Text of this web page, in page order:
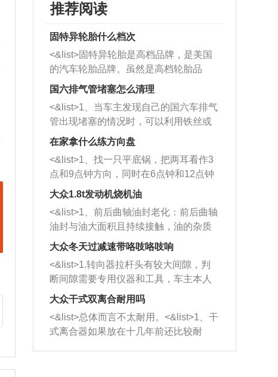
推荐阅读
固特异轮胎什么档次
<&list>固特异轮胎是高档品牌，是美国
的汽车轮胎品牌。虽然是高档轮胎品
牌，但是中高低端的轮胎都有生产，这
也是为了更好的开拓市场。
国六排气管堵塞怎么清理
<&list>1、当车主发现自己的国六车排气
管出现堵塞的情况时，可以利用铁丝或
者是细棍，直接将杂物给取出来，如果
堵塞情况比较严重，也可以采取应急措
施。 <&list>2、直接利用木棍将所有的
杂物推到排气管里面的位置处，然后将
三元催化器拆解开，就可以将堵塞的东
西取出来。但如果是因为积碳过多引起
的堵塞，就需要将三元催化器泡在草酸
洗剂对堵塞的情况得到解决，将清洗剂
放在燃油箱中，与燃油混合后，车辆启
动时，就可以和汽油一起进入到燃烧
室，最后形成废气排出，就可以让三元
催化器得到清洗，排气管堵塞的情况就
能够得到解决。
在家拿什么练方向盘
<&list>1、找一只平底锅，把两耳看作3
点和9点钟方向，同时在6点钟和12点钟
方向做一个标记。 <&list>2、双手握住
一圈半的练习，往右同样也要打相同的
圈数。 <&list>3、最后强调要反复练
习，这样就可以形成肌肉记忆，在真实
驾驶车辆时，不需要记忆也能打好方
向。
大众1.8t发动机烧机油
<&list>1、前后曲轴油封老化：前后曲轴
油封与油大面积且持续接触，油的杂质
和发动机内持续温度变化使其密封效果
逐渐减弱，导致渗油或漏油。<&list>2、
活塞间隙过大：积碳会使活塞环与缸体
的间隙扩大，导致机油流入燃烧室中，
造成烧机油。<&list>3、机油粘度。使用
机油粘度过小的话，同样会有烧机油现
象，机油粘度过小具有很好的流动性，
大众冬天过减速带咯吱咯吱响
<&list>1.转向器拉杆头有较大间隙，判
断间隙需要专用仪器和工具，车主本人
无法制作，需要将车辆送到修理厂或4s
店；<&list>2.车辆半轴套管防尘罩破
裂，破裂后会出现漏油现象，使半轴磨
损严重，磨损的半轴容易损坏，产生异
响；<&list>3.稳定器的转向胶套和球头
大众干式双离合耐用吗
<&list>总体而言不太耐用。<&list>1、干
式离合器如果放在十几年前还比较耐